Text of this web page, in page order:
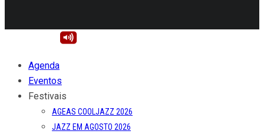
Agenda
Eventos
Festivais
AGEAS COOLJAZZ 2026
JAZZ EM AGOSTO 2026